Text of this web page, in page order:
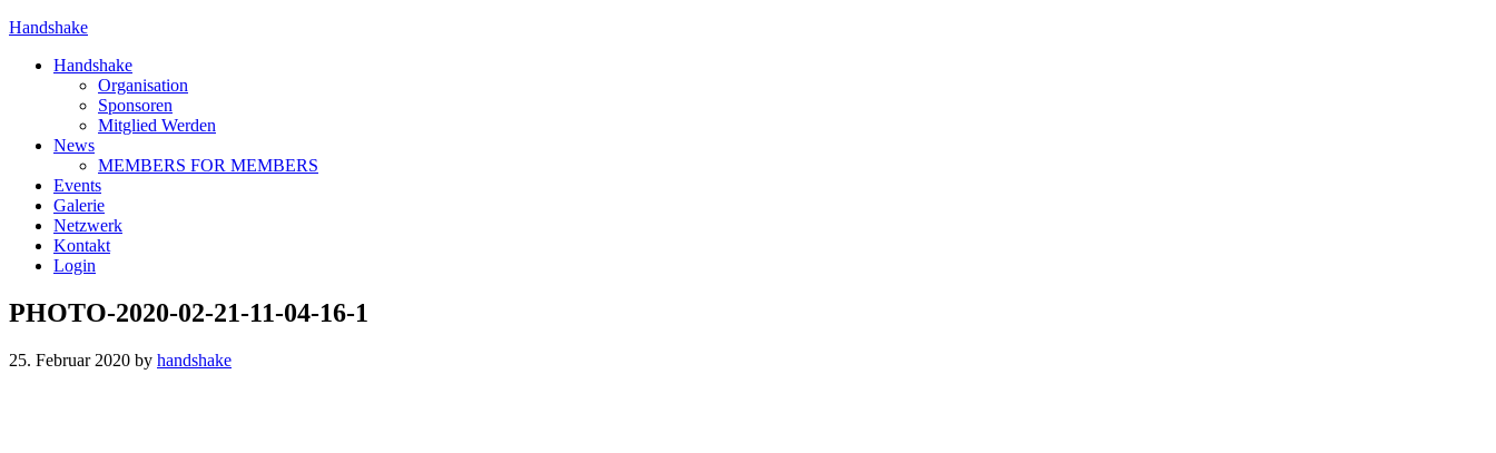
Handshake
Handshake
Organisation
Sponsoren
Mitglied Werden
News
MEMBERS FOR MEMBERS
Events
Galerie
Netzwerk
Kontakt
Login
PHOTO-2020-02-21-11-04-16-1
25. Februar 2020 by handshake